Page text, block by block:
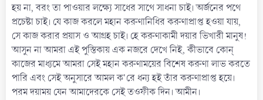
হয় না, বরং তা পাওয়ার লক্ষ্যে সাধের সাথে সাধনা চাই। অর্জনের পথে
প্রচেষ্টা চাই। যে কাজ করলে মহান করুণানিধির করুণাপ্রাপ্ত হওয়া যায়,
সে কাজ করার প্রয়াস ও আগ্রহ চাই। হে করুণাকামী দয়ার ভিখারী মানুষ!
আসুন না আমরা এই পুস্তিকায় এক নজরে দেখে নিই, কীভাবে কোন্
কাজের মাধ্যমে আমরা সেই মহান করুণাময়ের বিশেষ করুণা লাভ করতে
পারি এবং সেই অনুসারে আমল ক'রে ধন্য হই তাঁর করুণাপ্রাপ্ত হয়ে।
পরম দয়াময় যেন আমাদেরকে সেই তওফীক দিন। আমীন।